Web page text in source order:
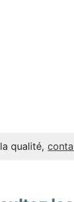
qualité,